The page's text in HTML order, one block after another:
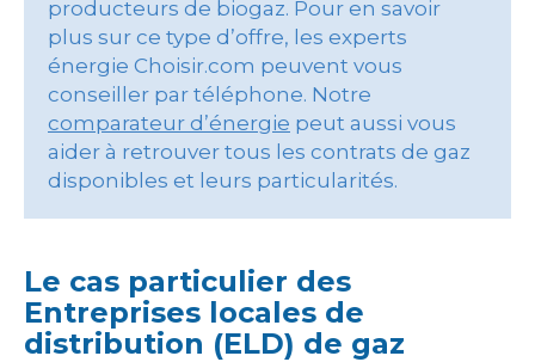
producteurs de biogaz. Pour en savoir
plus sur ce type d’offre, les experts
énergie Choisir.com peuvent vous
conseiller par téléphone. Notre
comparateur d’énergie peut aussi vous
aider à retrouver tous les contrats de gaz
disponibles et leurs particularités.
Le cas particulier des
Entreprises locales de
distribution (ELD) de gaz